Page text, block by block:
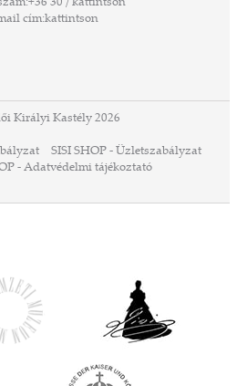
+36 30 / kattintson
cím:kattintson
Királyi Kastély 2026
SISI SHOP - Üzletszabályzat
- Adatvédelmi tájékoztató